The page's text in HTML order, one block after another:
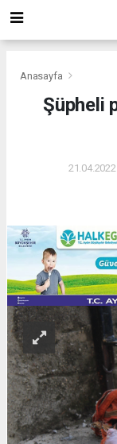
Anasayfa
Şüpheli